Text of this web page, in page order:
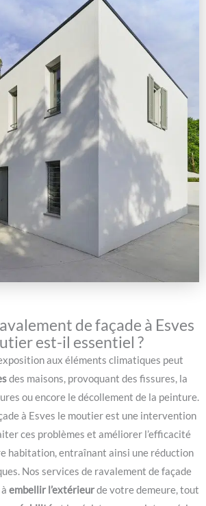
de façade à Esves
est-il essentiel ?
aux éléments climatiques peut
des maisons, provoquant des fissures, la
ou encore le décollement de la peinture.
à Esves le moutier est une intervention
ces problèmes et améliorer l’efficacité
habitation, entraînant ainsi une réduction
Nos services de ravalement de façade
embellir l’extérieurde votre demeure, tout